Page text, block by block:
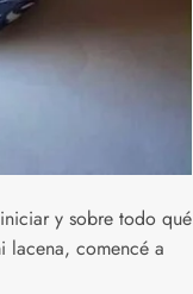
y sobre todo qué
lacena, comencé a